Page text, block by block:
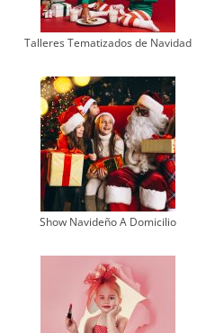
Talleres Tematizados de Navidad
Show Navideño A Domicilio